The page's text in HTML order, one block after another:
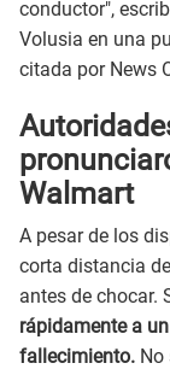
conductor",
Volusia en una
citada por News
Walmart
A pesar de los
corta distancia
antes de chocar.
rápidamente a
fallecimiento. No